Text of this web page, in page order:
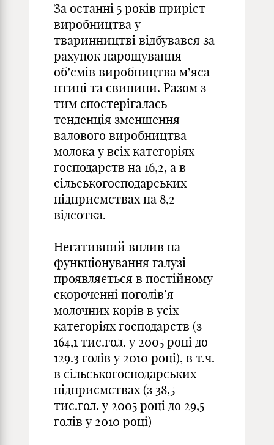
За останні 5 років приріст
виробництва у
тваринництві відбувався за
рахунок нарощування
об’ємів виробництва м’яса
птиці та свинини. Разом з
тим спостерігалась
тенденція зменшення
валового виробництва
молока у всіх категоріях
господарств на 16,2, а в
сільськогосподарських
підприємствах на 8,2
відсотка.
Негативний вплив на
функціонування галузі
проявляється в постійному
скороченні поголів’я
молочних корів в усіх
категоріях господарств (з
164,1 тис.гол. у 2005 році до
129.3 голів у 2010 році), в т.ч.
в сільськогосподарських
підприємствах (з 38,5
тис.гол. у 2005 році до 29,5
голів у 2010 році)